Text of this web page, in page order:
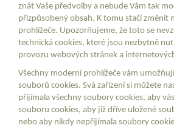
znát Vaše předvolby a nebude Vám tak
přizpůsobený obsah. K tomu stačí změnit
prohlížeče. Upozorňujeme, že toto se
technická cookies, které jsou nezbytně
provozu webových stránek a
Všechny moderní prohlížeče vám
souborů cookies. Svá zařízení si můžete
přijímala všechny soubory cookies, aby
souboru cookies, aby již dříve uložené
nebo aby nikdy nepřijímala soubory